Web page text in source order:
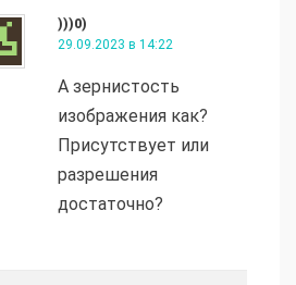
)))0)
29.09.2023 в 14:22
А зернистость
изображения как?
Присутствует или
разрешения
достаточно?